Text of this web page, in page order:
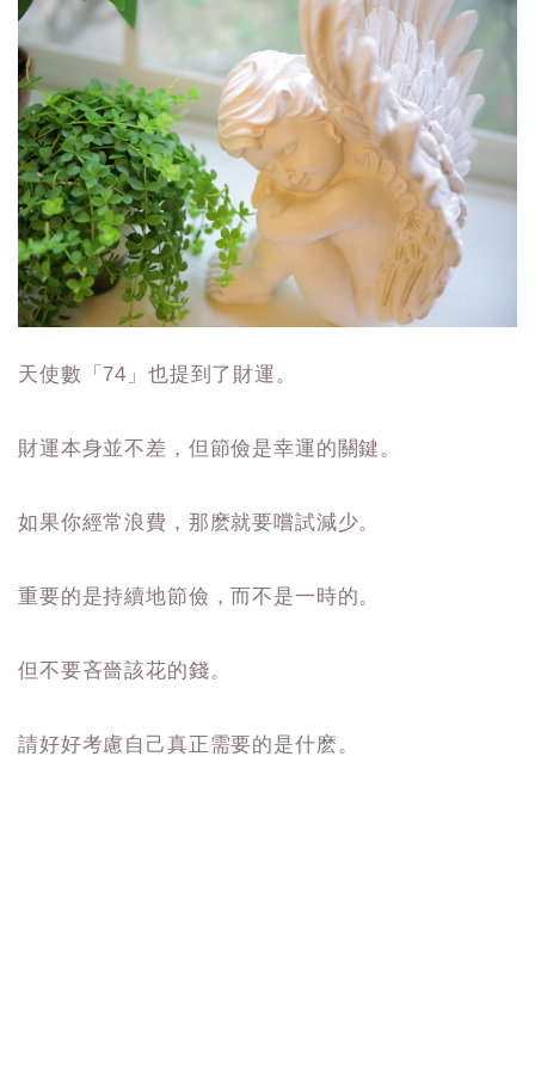
天使數「74」也提到了財運。
財運本身並不差，但節儉是幸運的關鍵。
如果你經常浪費，那麽就要嚐試減少。
重要的是持續地節儉，而不是一時的。
但不要吝嗇該花的錢。
請好好考慮自己真正需要的是什麽。